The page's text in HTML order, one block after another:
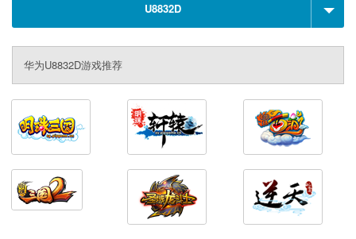
U8832D
华为U8832D游戏推荐